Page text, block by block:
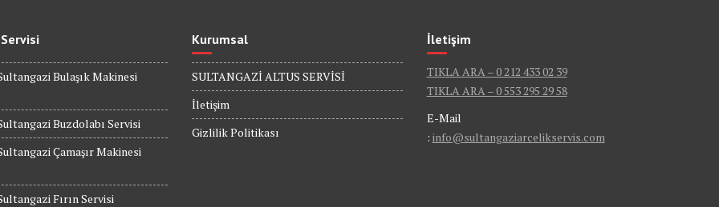
Bulaşık Makinesi
Buzdolabı Servisi
Çamaşır Makinesi
Fırın Servisi
Kurumsal
SULTANGAZİ ALTUS SERVİSİ
İletişim
Gizlilik Politikası
İletişim
TIKLA ARA – 0 212 433 02 39
TIKLA ARA – 0 553 295 29 58
E-Mail
: info@sultangaziarcelikservis.com